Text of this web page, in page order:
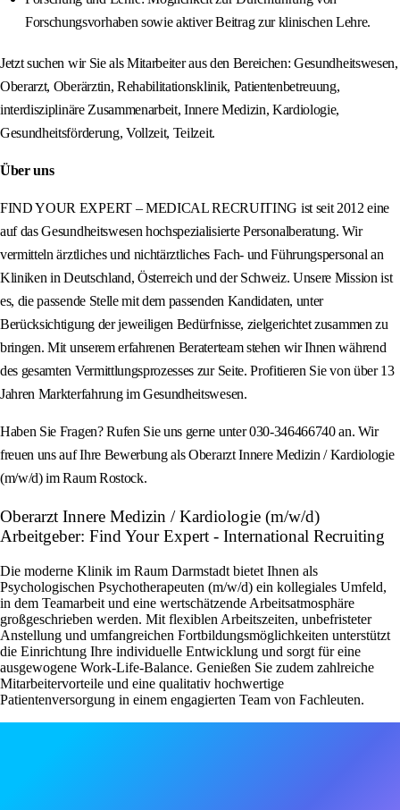
Forschungsvorhaben sowie aktiver Beitrag zur klinischen Lehre.
Jetzt suchen wir Sie als Mitarbeiter aus den Bereichen: Gesundheitswesen,
Oberarzt, Oberärztin, Rehabilitationsklinik, Patientenbetreuung,
interdisziplinäre Zusammenarbeit, Innere Medizin, Kardiologie,
Gesundheitsförderung, Vollzeit, Teilzeit.
Über uns
FIND YOUR EXPERT – MEDICAL RECRUITING ist seit 2012 eine
auf das Gesundheitswesen hochspezialisierte Personalberatung. Wir
vermitteln ärztliches und nichtärztliches Fach- und Führungspersonal an
Kliniken in Deutschland, Österreich und der Schweiz. Unsere Mission ist
es, die passende Stelle mit dem passenden Kandidaten, unter
Berücksichtigung der jeweiligen Bedürfnisse, zielgerichtet zusammen zu
bringen. Mit unserem erfahrenen Beraterteam stehen wir Ihnen während
des gesamten Vermittlungsprozesses zur Seite. Profitieren Sie von über 13
Jahren Markterfahrung im Gesundheitswesen.
Haben Sie Fragen? Rufen Sie uns gerne unter 030-346466740 an. Wir
freuen uns auf Ihre Bewerbung als Oberarzt Innere Medizin / Kardiologie
(m/w/d) im Raum Rostock.
Oberarzt Innere Medizin / Kardiologie (m/w/d)
Arbeitgeber: Find Your Expert - International Recruiting
Die moderne Klinik im Raum Darmstadt bietet Ihnen als
Psychologischen Psychotherapeuten (m/w/d) ein kollegiales Umfeld,
in dem Teamarbeit und eine wertschätzende Arbeitsatmosphäre
großgeschrieben werden. Mit flexiblen Arbeitszeiten, unbefristeter
Anstellung und umfangreichen Fortbildungsmöglichkeiten unterstützt
die Einrichtung Ihre individuelle Entwicklung und sorgt für eine
ausgewogene Work-Life-Balance. Genießen Sie zudem zahlreiche
Mitarbeitervorteile und eine qualitativ hochwertige
Patientenversorgung in einem engagierten Team von Fachleuten.